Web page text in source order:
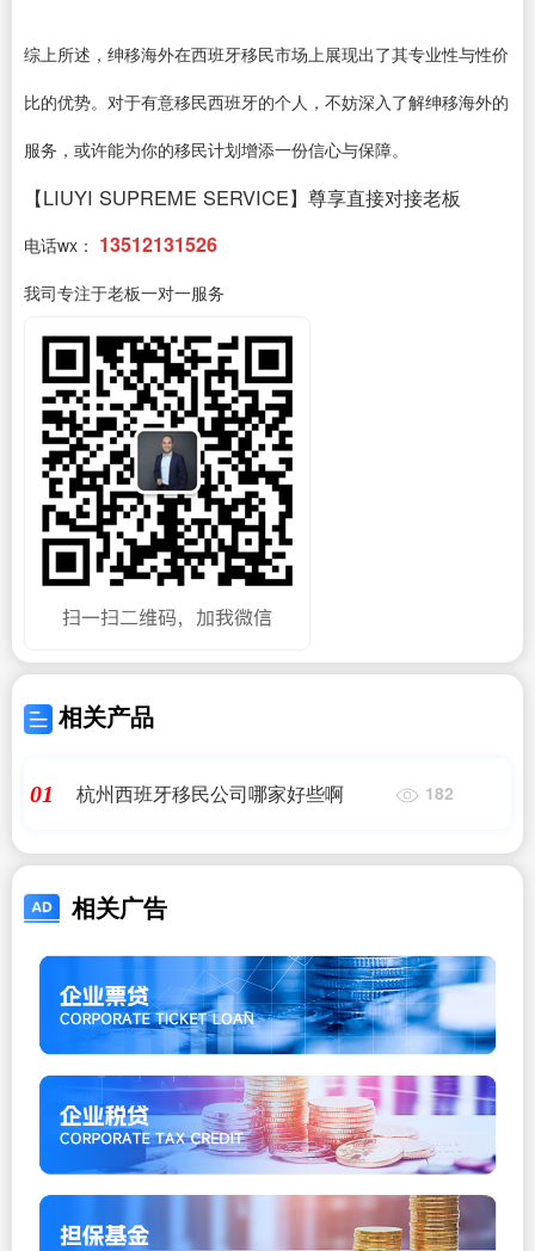
综上所述，绅移海外在西班牙移民市场上展现出了其专业性与性价
比的优势。对于有意移民西班牙的个人，不妨深入了解绅移海外的
服务，或许能为你的移民计划增添一份信心与保障。
【LIUYI SUPREME SERVICE】尊享直接对接老板
电话wx： 13512131526
我司专注于老板一对一服务
相关产品
01 杭州西班牙移民公司哪家好些啊 182
相关广告